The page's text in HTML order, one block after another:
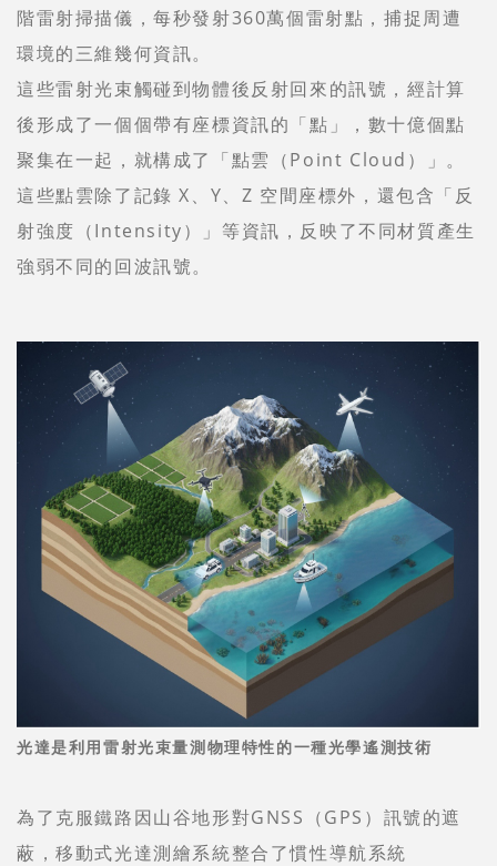
階雷射掃描儀，每秒發射360萬個雷射點，捕捉周遭
環境的三維幾何資訊。
這些雷射光束觸碰到物體後反射回來的訊號，經計算
後形成了一個個帶有座標資訊的「點」，數十億個點
聚集在一起，就構成了「點雲（Point Cloud）」。
這些點雲除了記錄 X、Y、Z 空間座標外，還包含「反
射強度（Intensity）」等資訊，反映了不同材質產生
強弱不同的回波訊號。
光達是利用雷射光束量測物理特性的一種光學遙測技術
為了克服鐵路因山谷地形對GNSS（GPS）訊號的遮
蔽，移動式光達測繪系統整合了慣性導航系統